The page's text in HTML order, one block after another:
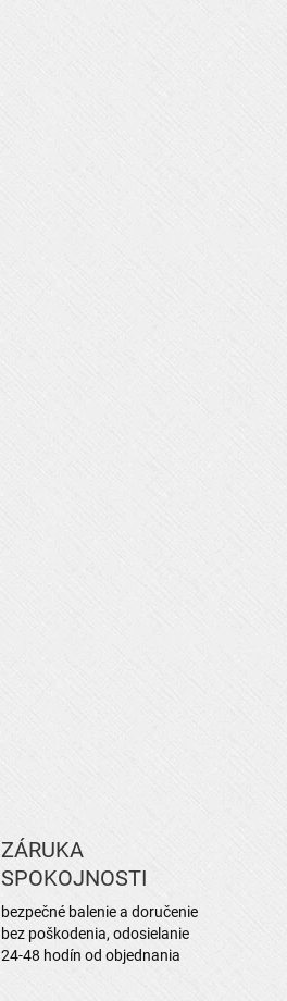
ZÁRUKA
SPOKOJNOSTI
bezpečné balenie a doručenie
bez poškodenia, odosielanie
24-48 hodín od objednania